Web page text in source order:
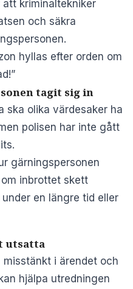
kriminaltekniker
och säkra
hyllas efter orden om
tagit sig in
ska olika värdesaker ha
polisen har inte gått
gärningspersonen
inbrottet skett
en längre tid eller
utsatta
i ärendet och
hjälpa utredningen